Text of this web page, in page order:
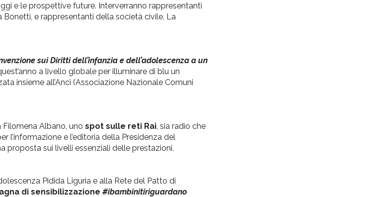
e le prospettive future. Interverranno rappresentanti
e rappresentanti della società civile. La
sui Diritti dell’infanzia e dell’adolescenza a un
a livello globale per illuminare di blu un
insieme all’Anci (Associazione Nazionale Comuni
Filomena Albano, uno spot sulle reti Rai , sia radio che
l’informazione e l’editoria della Presidenza del
proposta sui livelli essenziali delle prestazioni.
Pidida Liguria e alla Rete del Patto di
di sensibilizzazione #ibambinitiriguardano